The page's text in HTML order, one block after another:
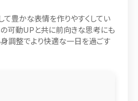
て豊かな表情を作りやすくしてい
の可動UPと共に前向きな思考にも
身調整でより快適な一日を過ごす